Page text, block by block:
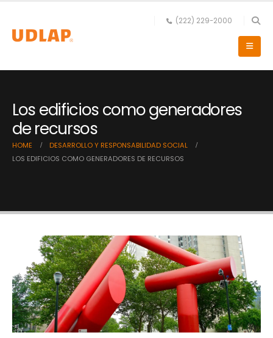
(222) 229-2000
Los edificios como generadores
de recursos
HOME
DESARROLLO Y RESPONSABILIDAD SOCIAL
LOS EDIFICIOS COMO GENERADORES DE RECURSOS